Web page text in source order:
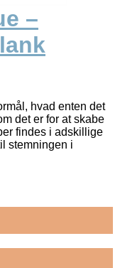
–
hvad enten det
det er for at skabe
findes i adskillige
stemningen i